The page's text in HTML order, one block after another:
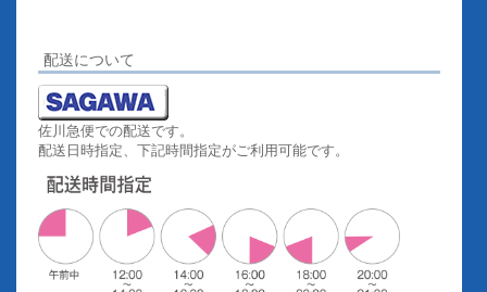
配送について
佐川急便での配送です。
配送日時指定、下記時間指定がご利用可能です。